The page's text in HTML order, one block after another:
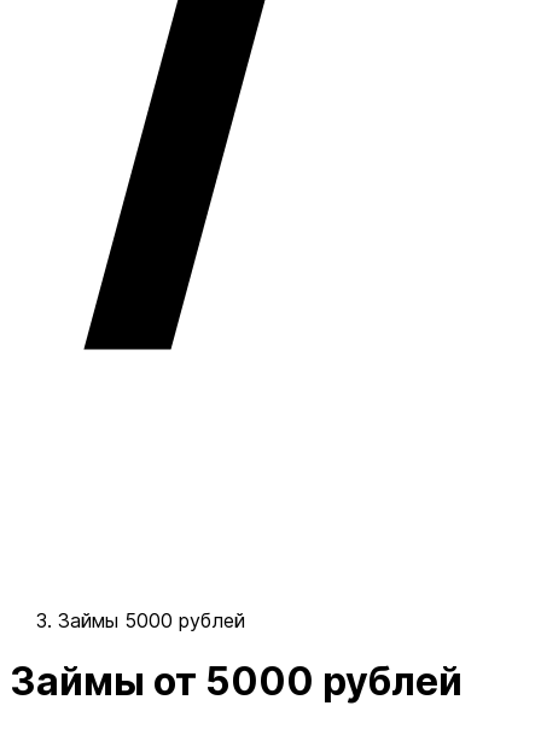
Займы 5000 рублей
Займы от 5000 рублей